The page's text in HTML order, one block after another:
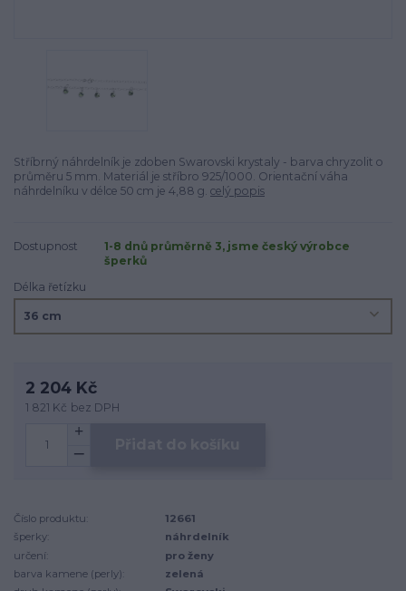
Stříbrný náhrdelník je zdoben Swarovski krystaly - barva chryzolit o
průměru 5 mm. Materiál je stříbro 925/1000. Orientační váha
náhrdelníku v délce 50 cm je 4,88 g. celý popis
Dostupnost
1-8 dnů průměrně 3, jsme český výrobce
šperků
Délka řetízku
2 204 Kč
1 821 Kč bez DPH
Číslo produktu:
12661
šperky:
náhrdelník
určení:
pro ženy
barva kamene (perly):
zelená